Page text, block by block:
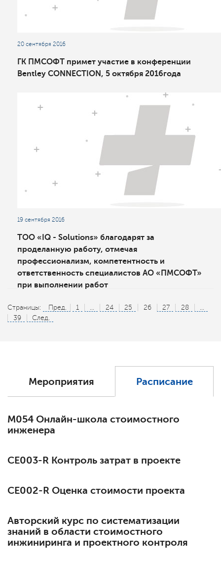
20 сентября 2016
ГК ПМСОФТ примет участие в конференции
Bentley CONNECTION, 5 октября 2016года
19 сентября 2016
ТОО «IQ - Solutions» благодарят за
проделанную работу, отмечая
профессионализм, компетентность и
ответственность специалистов АО «ПМСОФТ»
при выполнении работ
Страницы: Пред. 1 ... 24 25 26 27 28
...
39
След.
Мероприятия Расписание
М054 Онлайн-школа стоимостного
инженера
СЕ003-R Контроль затрат в проекте
СЕ002-R Оценка стоимости проекта
Авторский курс по систематизации
знаний в области стоимостного
инжиниринга и проектного контроля